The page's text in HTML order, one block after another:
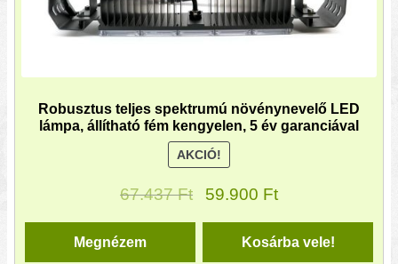
Robusztus teljes spektrumú növénynevelő LED
lámpa, állítható fém kengyelen, 5 év garanciával
AKCIÓ!
67.437Ft 59.900 Ft
Kosárba vele!
Megnézem